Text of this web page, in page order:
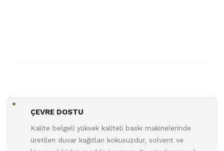
ÇEVRE DOSTU
Kalite belgeli yüksek kaliteli baskı makinelerinde
üretilen duvar kağıtları kokusuzdur, solvent ve